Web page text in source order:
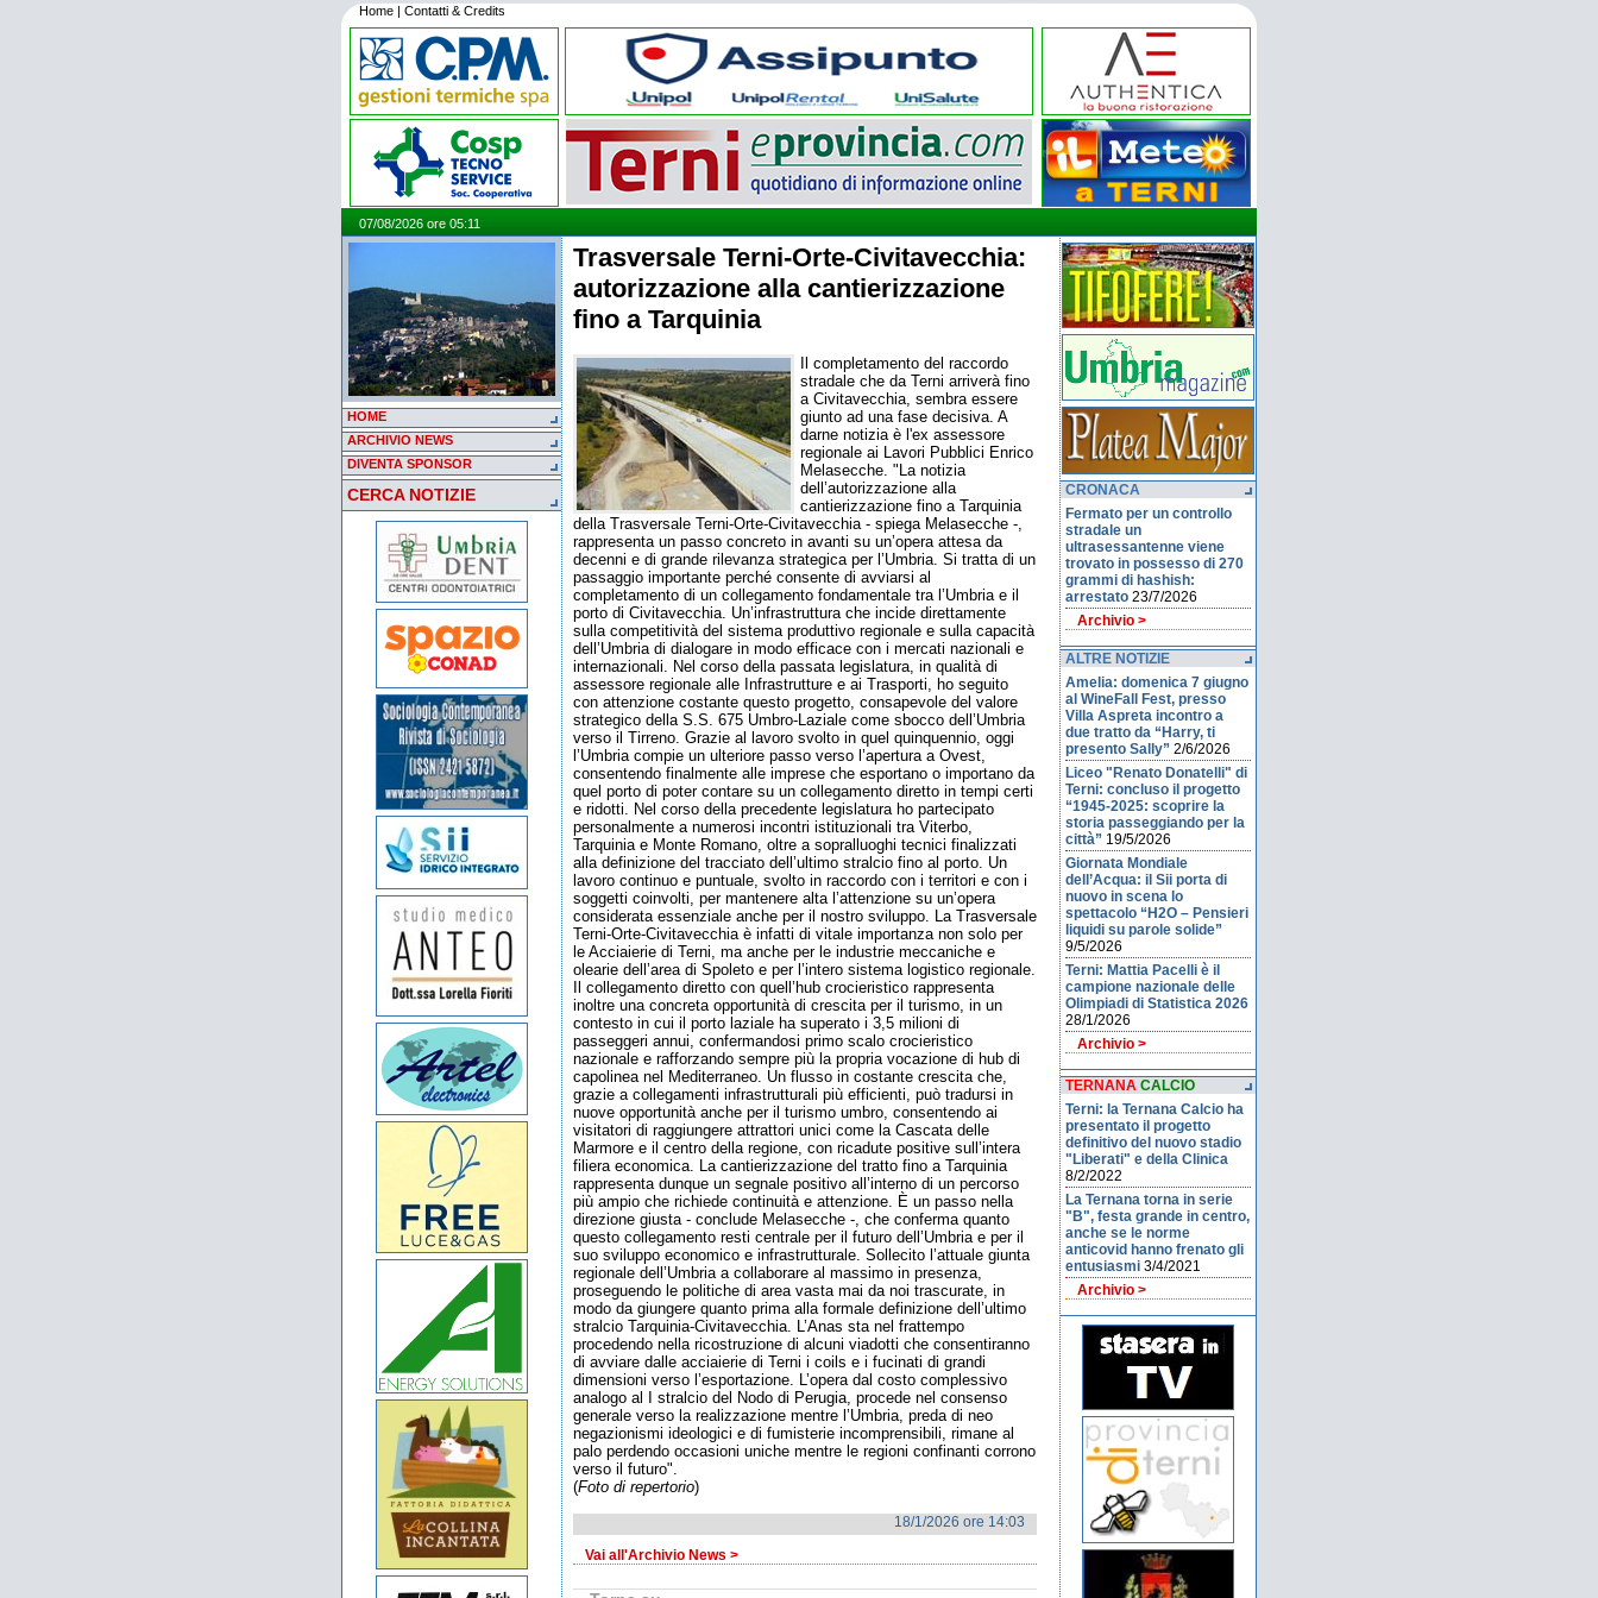
Home | Contatti & Credits
07/08/2026 ore 05:11
HOME
ARCHIVIO NEWS
DIVENTA SPONSOR
CERCA NOTIZIE
CRONACA
Fermato per un controllo
stradale un
ultrasessantenne viene
trovato in possesso di 270
grammi di hashish:
arrestato 23/7/2026
Archivio >
ALTRE NOTIZIE
Amelia: domenica 7 giugno
al WineFall Fest, presso
Villa Aspreta incontro a
due tratto da “Harry, ti
presento Sally” 2/6/2026
Liceo "Renato Donatelli" di
Terni: concluso il progetto
“1945-2025: scoprire la
storia passeggiando per la
città” 19/5/2026
Giornata Mondiale
dell’Acqua: il Sii porta di
nuovo in scena lo
spettacolo “H2O – Pensieri
liquidi su parole solide”
9/5/2026
Terni: Mattia Pacelli è il
campione nazionale delle
Olimpiadi di Statistica 2026
28/1/2026
Archivio >
TERNANA CALCIO
Terni: la Ternana Calcio ha
presentato il progetto
definitivo del nuovo stadio
"Liberati" e della Clinica
8/2/2022
La Ternana torna in serie
"B", festa grande in centro,
anche se le norme
anticovid hanno frenato gli
entusiasmi 3/4/2021
Archivio >
Trasversale Terni-Orte-Civitavecchia:
autorizzazione alla cantierizzazione
fino a Tarquinia
Il completamento del raccordo
stradale che da Terni arriverà fino
a Civitavecchia, sembra essere
giunto ad una fase decisiva. A
darne notizia è l'ex assessore
regionale ai Lavori Pubblici Enrico
Melasecche. "La notizia
dell’autorizzazione alla
cantierizzazione fino a Tarquinia
della Trasversale Terni-Orte-Civitavecchia - spiega Melasecche -,
rappresenta un passo concreto in avanti su un’opera attesa da
decenni e di grande rilevanza strategica per l’Umbria. Si tratta di un
passaggio importante perché consente di avviarsi al
completamento di un collegamento fondamentale tra l’Umbria e il
porto di Civitavecchia. Un’infrastruttura che incide direttamente
sulla competitività del sistema produttivo regionale e sulla capacità
dell’Umbria di dialogare in modo efficace con i mercati nazionali e
internazionali. Nel corso della passata legislatura, in qualità di
assessore regionale alle Infrastrutture e ai Trasporti, ho seguito
con attenzione costante questo progetto, consapevole del valore
strategico della S.S. 675 Umbro-Laziale come sbocco dell’Umbria
verso il Tirreno. Grazie al lavoro svolto in quel quinquennio, oggi
l’Umbria compie un ulteriore passo verso l’apertura a Ovest,
consentendo finalmente alle imprese che esportano o importano da
quel porto di poter contare su un collegamento diretto in tempi certi
e ridotti. Nel corso della precedente legislatura ho partecipato
personalmente a numerosi incontri istituzionali tra Viterbo,
Tarquinia e Monte Romano, oltre a sopralluoghi tecnici finalizzati
alla definizione del tracciato dell’ultimo stralcio fino al porto. Un
lavoro continuo e puntuale, svolto in raccordo con i territori e con i
soggetti coinvolti, per mantenere alta l’attenzione su un’opera
considerata essenziale anche per il nostro sviluppo. La Trasversale
Terni-Orte-Civitavecchia è infatti di vitale importanza non solo per
le Acciaierie di Terni, ma anche per le industrie meccaniche e
olearie dell’area di Spoleto e per l’intero sistema logistico regionale.
Il collegamento diretto con quell’hub crocieristico rappresenta
inoltre una concreta opportunità di crescita per il turismo, in un
contesto in cui il porto laziale ha superato i 3,5 milioni di
passeggeri annui, confermandosi primo scalo crocieristico
nazionale e rafforzando sempre più la propria vocazione di hub di
capolinea nel Mediterraneo. Un flusso in costante crescita che,
grazie a collegamenti infrastrutturali più efficienti, può tradursi in
nuove opportunità anche per il turismo umbro, consentendo ai
visitatori di raggiungere attrattori unici come la Cascata delle
Marmore e il centro della regione, con ricadute positive sull’intera
filiera economica. La cantierizzazione del tratto fino a Tarquinia
rappresenta dunque un segnale positivo all’interno di un percorso
più ampio che richiede continuità e attenzione. È un passo nella
direzione giusta - conclude Melasecche -, che conferma quanto
questo collegamento resti centrale per il futuro dell’Umbria e per il
suo sviluppo economico e infrastrutturale. Sollecito l’attuale giunta
regionale dell’Umbria a collaborare al massimo in presenza,
proseguendo le politiche di area vasta mai da noi trascurate, in
modo da giungere quanto prima alla formale definizione dell’ultimo
stralcio Tarquinia-Civitavecchia. L’Anas sta nel frattempo
procedendo nella ricostruzione di alcuni viadotti che consentiranno
di avviare dalle acciaierie di Terni i coils e i fucinati di grandi
dimensioni verso l’esportazione. L’opera dal costo complessivo
analogo al I stralcio del Nodo di Perugia, procede nel consenso
generale verso la realizzazione mentre l’Umbria, preda di neo
negazionismi ideologici e di fumisterie incomprensibili, rimane al
palo perdendo occasioni uniche mentre le regioni confinanti corrono
verso il futuro".
(Foto di repertorio)
18/1/2026 ore 14:03
Vai all'Archivio News >